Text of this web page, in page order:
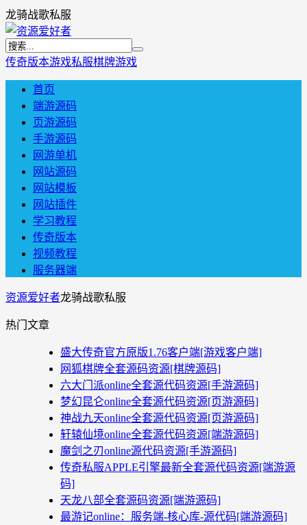
龙骑战歌私服
传奇版本游戏私服棋牌游戏
首页
端游源码
页游源码
手游源码
网游单机
网站源码
网站模板
网站插件
学习教程
传奇版本
视频教程
服务器端
资源爱好者龙骑战歌私服
热门文章
盛大传奇官方原版1.76客户端[游戏客户端]
网狐棋牌全套源码资源[棋牌源码]
六大门派online全套源代码资源[手游源码]
梦幻昆仑online全套源代码资源[页游源码]
神战九天online全套源代码资源[页游源码]
轩辕仙境online全套源代码资源[端游源码]
魔剑之刃online源代码资源[手游源码]
传奇私服APPLE引擎最新全套源代码资源[端游源
码]
天龙八部全套源码资源[端游源码]
最游记online：服务端-核心库-源代码[端游源码]